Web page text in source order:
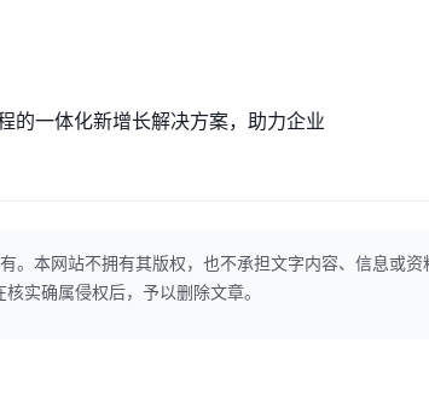
的一体化新增长解决方案，助力企业
。本网站不拥有其版权，也不承担文字内容、信息或资
实确属侵权后，予以删除文章。